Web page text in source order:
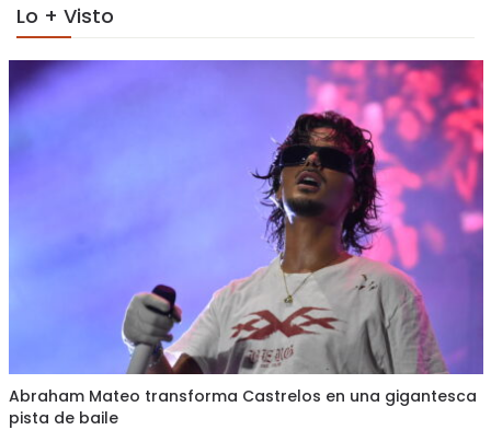
Lo + Visto
Abraham Mateo transforma Castrelos en una gigantesca
pista de baile